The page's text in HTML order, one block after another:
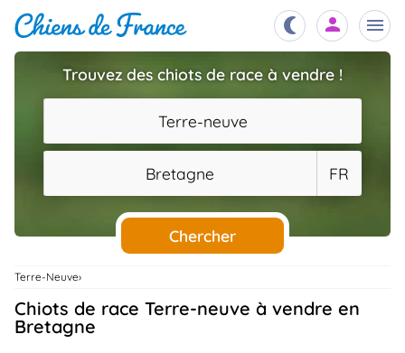
Chiots
Éleveurs
Étalons
Chiens
Services
Trouvez des chiots de race à vendre !
Terre-neuve
Bretagne FR
Chercher
Terre-Neuve
Chiots de race Terre-neuve à vendre en
Bretagne